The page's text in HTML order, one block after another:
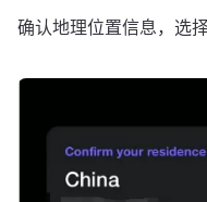
确认地理位置信息，选